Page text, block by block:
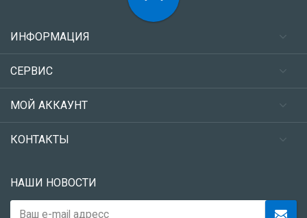
ИНФОРМАЦИЯ
СЕРВИС
МОЙ АККАУНТ
КОНТАКТЫ
НАШИ НОВОСТИ